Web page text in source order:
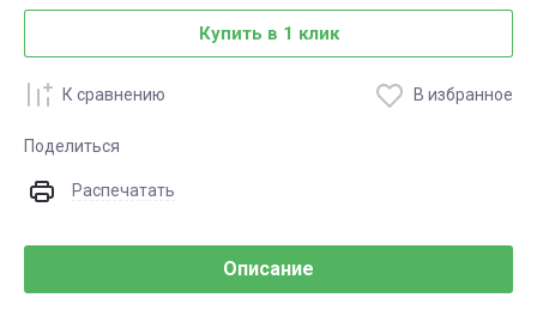
Купить в 1 клик
К сравнению В избранное
Поделиться
Распечатать
Описание